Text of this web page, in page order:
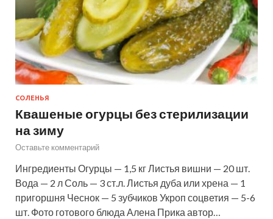
СОЛЕНЬЯ
Квашеные огурцы без стерилизации
на зиму
Оставьте комментарий
Ингредиенты Огурцы — 1,5 кг Листья вишни — 20 шт.
Вода — 2 л Соль — 3 ст.л. Листья дуба или хрена — 1
пригоршня Чеснок — 5 зубчиков Укроп соцветия — 5-6
шт. Фото готового блюда Алена Прика автор…